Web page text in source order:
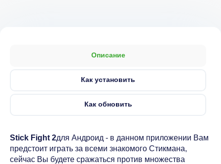
Описание
Как установить
Как обновить
Stick Fight 2для Андроид - в данном приложении Вам
предстоит играть за всеми знакомого Стикмана,
сейчас Вы будете сражаться против множества